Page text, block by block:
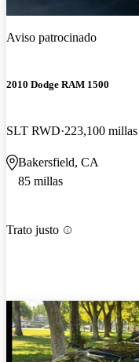
Aviso patrocinado
2010 Dodge RAM 1500
SLT RWD 223,100 millas
Bakersfield, CA
85 millas
Trato justo